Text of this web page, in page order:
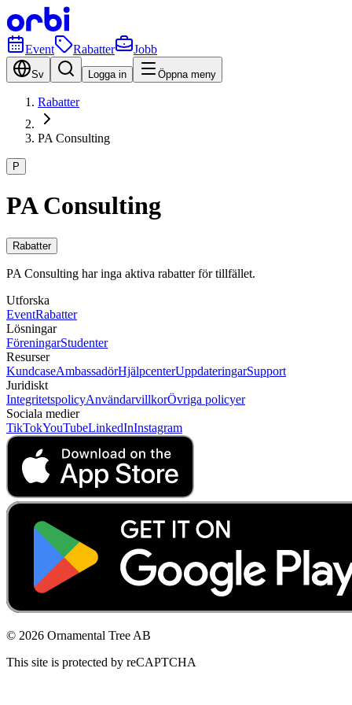
Event Rabatter Jobb
Sv Logga in Öppna meny
Rabatter
PA Consulting
P
PA Consulting
Rabatter
PA Consulting har inga aktiva rabatter för tillfället.
Utforska
EventRabatter
Lösningar
FöreningarStudenter
Resurser
KundcaseAmbassadörHjälpcenterUppdateringarSupport
Juridiskt
IntegritetspolicyAnvändarvillkorÖvriga policyer
Sociala medier
TikTokYouTubeLinkedInInstagram
© 2026 Ornamental Tree AB
This site is protected by reCAPTCHA